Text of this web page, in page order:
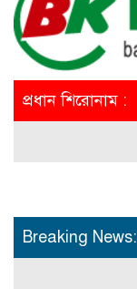
প্রধান শিরোনাম :
Breaking News: